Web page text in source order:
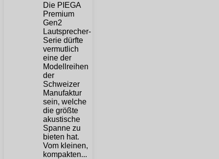
Die PIEGA
Premium
Gen2
Lautsprecher-
Serie dürfte
vermutlich
eine der
Modellreihen
der
Schweizer
Manufaktur
sein, welche
die größte
akustische
Spanne zu
bieten hat.
Vom kleinen,
kompakten...